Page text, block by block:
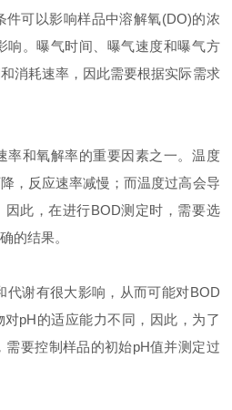
可以影响样品中溶解氧(DO)的浓
响。曝气时间、曝气速度和曝气方
消耗速率，因此需要根据实际需求
和氧解率的重要因素之一。温度
，反应速率减慢；而温度过高会导
此，在进行BOD测定时，需要选
的结果。
谢有很大影响，从而可能对BOD
pH的适应能力不同，因此，为了
要控制样品的初始pH值并测定过